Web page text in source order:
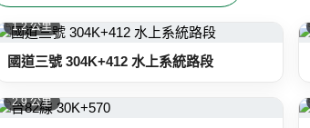
1.2 公里
國道三號 304K+412 水上系統路段
2.9 公里